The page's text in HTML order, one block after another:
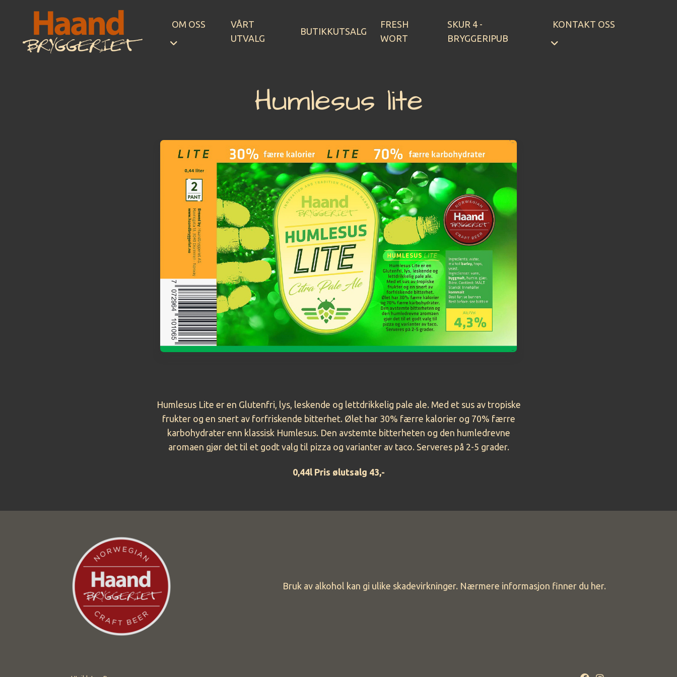
OM OSS
VÅRT
UTVALG
BUTIKKUTSALG
FRESH
WORT
SKUR 4 -
BRYGGERIPUB
KONTAKT OSS
Humlesus lite
Humlesus Lite er en Glutenfri, lys, leskende og lettdrikkelig pale ale. Med et sus av tropiske
frukter og en snert av forfriskende bitterhet. Ølet har 30% færre kalorier og 70% færre
karbohydrater enn klassisk Humlesus. Den avstemte bitterheten og den humledrevne
aromaen gjør det til et godt valg til pizza og varianter av taco. Serveres på 2-5 grader.
0,44l Pris ølutsalg 43,-
Bruk av alkohol kan gi ulike skadevirkninger. Nærmere informasjon finner du her.